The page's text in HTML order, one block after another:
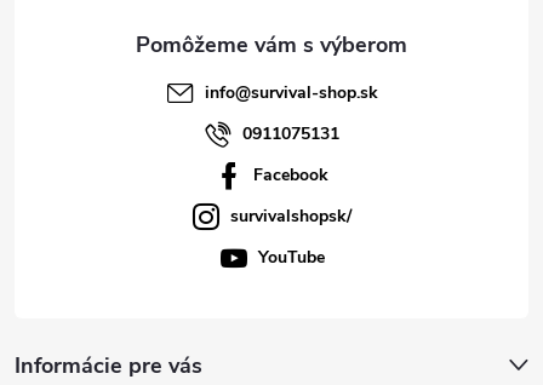
info@survival-shop.sk
0911075131
Facebook
survivalshopsk/
YouTube
Informácie pre vás